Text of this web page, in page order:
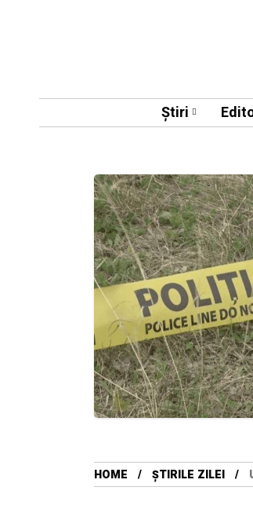
Știri
HOME ȘTIRILE ZILEI